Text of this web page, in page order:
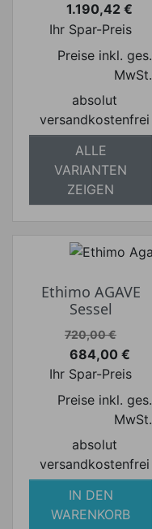
Preis
1.190,42 €
Ihr Spar-Preis
Preise inkl. ges.
MwSt.
absolut
versandkostenfrei
ALLE
VARIANTEN
ZEIGEN
Ethimo AGAVE
Sessel
Verkaufspreis
720,00 €
Preis
684,00 €
Ihr Spar-Preis
Preise inkl. ges.
MwSt.
absolut
versandkostenfrei
IN DEN
WARENKORB